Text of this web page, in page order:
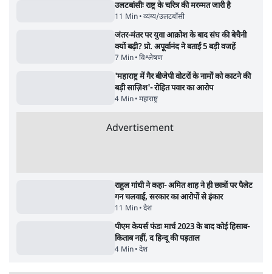
उलटबांसीः राष्ट्र के चरित्र की मरम्मत जारी है
11 Min• व्यंग्य/उलटबाँसी
जंतर-मंतर पर युवा आक्रोश के बाद संघ की बेचैनी
क्यों बढ़ी? प्रो. अपूर्वानंद ने बताईं 5 बड़ी वजहें
7 Min• विश्लेषण
'महाराष्ट्र में गैर बीजेपी वोटरों के नामों को काटने की
बड़ी साज़िश'- रोहित पवार का आरोप
4 Min• महाराष्ट्र
Advertisement
राहुल गांधी ने कहा- अमित शाह ने ही छात्रों पर पैलेट
गन चलवाई, सरकार का आरोपों से इंकार
11 Min• देश
पीएम केयर्स फंडः मार्च 2023 के बाद कोई हिसाब-
किताब नहीं, द हिन्दू की पड़ताल
4 Min• देश